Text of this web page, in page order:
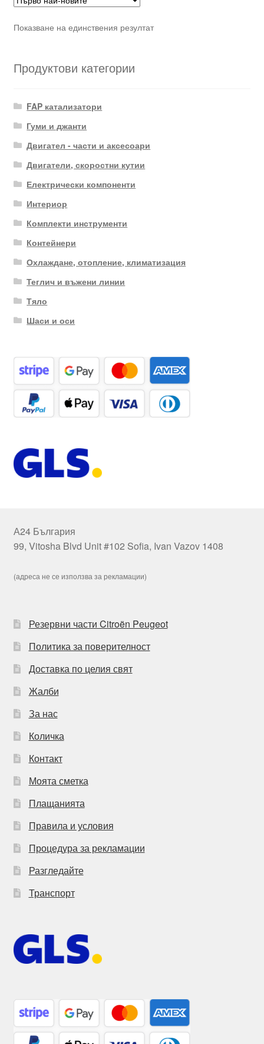
Показване на единствения резултат
Продуктови категории
FAP катализатори
Гуми и джанти
Двигател - части и аксесоари
Двигатели, скоростни кутии
Електрически компоненти
Интериор
Комплекти инструменти
Контейнери
Охлаждане, отопление, климатизация
Теглич и въжени линии
Тяло
Шаси и оси
А24 България
99, Vitosha Blvd Unit #102 Sofia, Ivan Vazov 1408
(адреса не се използва за рекламации)
Резервни части Citroën Peugeot
Политика за поверителност
Доставка по целия свят
Жалби
За нас
Количка
Контакт
Моята сметка
Плащанията
Правила и условия
Процедура за рекламации
Разгледайте
Транспорт